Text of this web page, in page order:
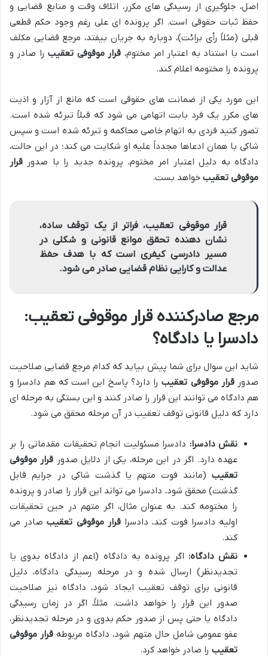
اصل، جلوگیری از رسیدگی های مکرر، اتلاف وقت و منابع قضایی و
حفظ ثبات حقوقی است. اگر پرونده ای علی رغم وجود حکم قطعی
قبلی (مثلاً رأی برائت)، دوباره به جریان بیفتد، مرجع قضایی مکلف
است با استناد به اعتبار امر مختوم، قرار موقوفی تعقیبرا صادر و
پرونده را مختومه اعلام کند.
این مورد یکی از ضمانت های حقوقی است که مانع از آزار و اذیت
های مکرر یک فرد بابت اتهامی می شود که قبلاً تبرئه شده است.
تصور کنید فردی به اتهام خاصی محاکمه و تبرئه شده است و سپس
شاکی با همان ادعاها مجدداً علیه او شکایت می کند؛ در این حالت،
دادگاه به دلیل اعتبار امر مختوم، پرونده جدید را با صدور قرار
موقوفی تعقیب خواهد بست.
قرار موقوفی تعقیب، فراتر از یک توقف ساده،
نشان دهنده تحقق موانع قانونی و شکلی در
مسیر دادرسی کیفری است که با هدف حفظ
عدالت و کارایی نظام قضایی صادر می شود.
مرجع صادرکننده قرار موقوفی تعقیب:
دادسرا یا دادگاه؟
شاید این سوال برای شما پیش بیاید که کدام مرجع قضایی صلاحیت
صدورقرار موقوفی تعقیبرا دارد؟ پاسخ این است که هم دادسرا و
هم دادگاه می توانند این قرار را صادر کنند و این بستگی به مرحله ای
دارد که دلیل قانونی توقف تعقیب در آن مرحله محقق می شود.
نقش دادسرا: دادسرا مسئولیت انجام تحقیقات مقدماتی را بر
عهده دارد. اگر در این مرحله، یکی از دلایل صدور قرار موقوفی
تعقیب (مانند فوت متهم یا گذشت شاکی در جرایم قابل
گذشت) محقق شود، دادسرا می تواند این قرار را صادر و پرونده
را مختومه کند. به عنوان مثال، اگر متهم در حین تحقیقات
اولیه دادسرا فوت کند، دادسراقرار موقوفی تعقیبصادر می
کند.
نقش دادگاه: اگر پرونده به دادگاه (اعم از دادگاه بدوی یا
تجدیدنظر) ارسال شده و در مرحله رسیدگی دادگاه، دلیل
قانونی برای توقف تعقیب ایجاد شود، دادگاه نیز صلاحیت
صدور این قرار را خواهد داشت. مثلاً، اگر در زمان رسیدگی
دادگاه یا حتی پس از صدور حکم بدوی و در مرحله تجدیدنظر،
عفو عمومی شامل حال متهم شود، دادگاه مربوطه قرار موقوفی
تعقیب را صادر خواهد کرد.